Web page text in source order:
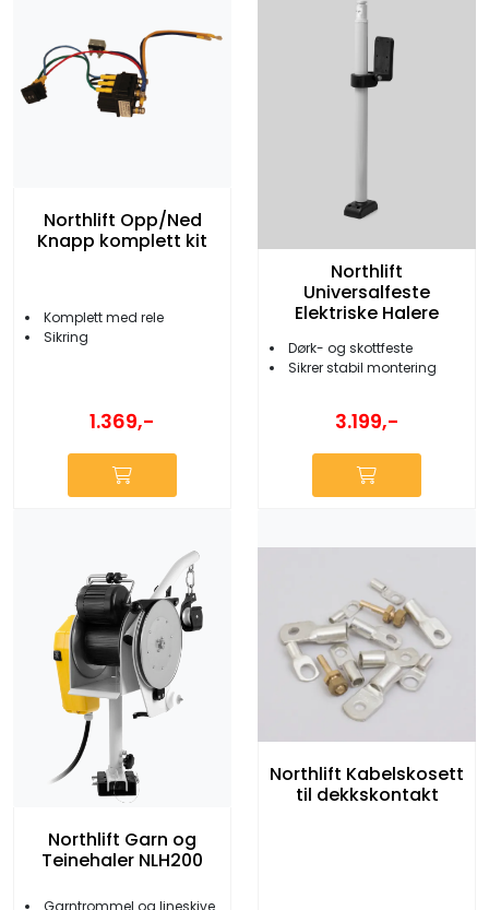
Northlift Opp/Ned
Knapp komplett kit
Komplett med rele
Sikring
1.369,-
Northlift
Universalfeste
Elektriske Halere
Dørk- og skottfeste
Sikrer stabil montering
3.199,-
Northlift Garn og
Teinehaler NLH200
Garntrommel og lineskive
Northlift Kabelskosett
til dekkskontakt